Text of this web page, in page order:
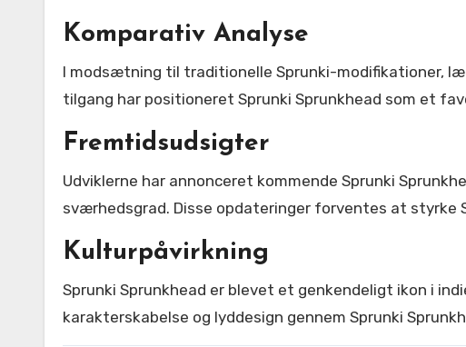
Komparativ Analyse
I modsætning til traditionelle Sprunki-modifikationer,
tilgang har positioneret Sprunki Sprunkhead som et
Fremtidsudsigter
Udviklerne har annonceret kommende Sprunki
sværhedsgrad. Disse opdateringer forventes at styrke
Kulturpåvirkning
Sprunki Sprunkhead er blevet et genkendeligt ikon i
karakterskabelse og lyddesign gennem Sprunki